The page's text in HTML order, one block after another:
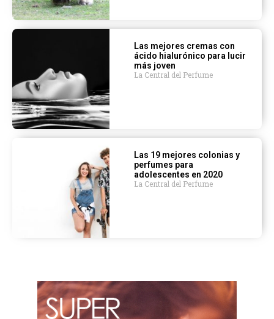
Las mejores cremas con
ácido hialurónico para lucir
más joven
La Central del Perfume
Las 19 mejores colonias y
perfumes para
adolescentes en 2020
La Central del Perfume